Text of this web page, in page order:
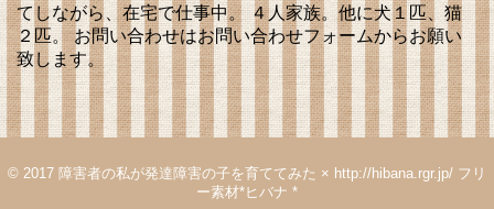
てしながら、在宅で仕事中。 ４人家族。他に犬１匹、猫
２匹。 お問い合わせはお問い合わせフォームからお願い
致します。
© 2017 障害者の私が発達障害の子を育ててみた